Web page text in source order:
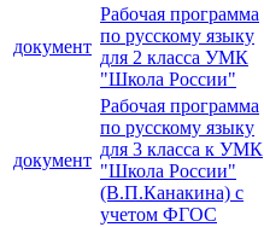
документ
Рабочая программа
по русскому языку
для 2 класса УМК
"Школа России"
документ
Рабочая программа
по русскому языку
для 3 класса к УМК
"Школа России"
(В.П.Канакина) с
учетом ФГОС